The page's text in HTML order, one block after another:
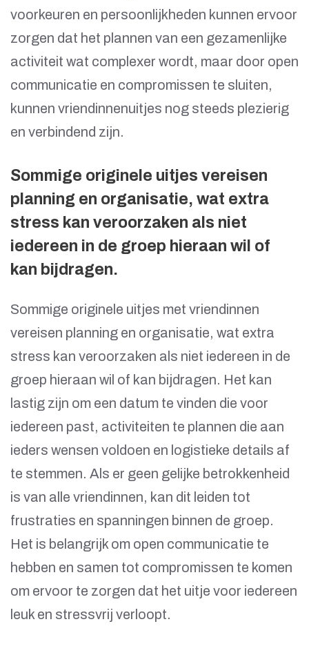
voorkeuren en persoonlijkheden kunnen ervoor
zorgen dat het plannen van een gezamenlijke
activiteit wat complexer wordt, maar door open
communicatie en compromissen te sluiten,
kunnen vriendinnenuitjes nog steeds plezierig
en verbindend zijn.
Sommige originele uitjes vereisen
planning en organisatie, wat extra
stress kan veroorzaken als niet
iedereen in de groep hieraan wil of
kan bijdragen.
Sommige originele uitjes met vriendinnen
vereisen planning en organisatie, wat extra
stress kan veroorzaken als niet iedereen in de
groep hieraan wil of kan bijdragen. Het kan
lastig zijn om een datum te vinden die voor
iedereen past, activiteiten te plannen die aan
ieders wensen voldoen en logistieke details af
te stemmen. Als er geen gelijke betrokkenheid
is van alle vriendinnen, kan dit leiden tot
frustraties en spanningen binnen de groep.
Het is belangrijk om open communicatie te
hebben en samen tot compromissen te komen
om ervoor te zorgen dat het uitje voor iedereen
leuk en stressvrij verloopt.